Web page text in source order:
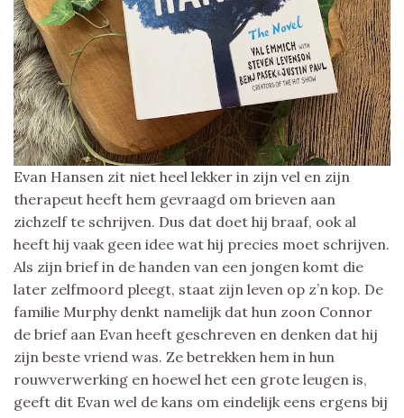
Evan Hansen zit niet heel lekker in zijn vel en zijn
therapeut heeft hem gevraagd om brieven aan
zichzelf te schrijven. Dus dat doet hij braaf, ook al
heeft hij vaak geen idee wat hij precies moet schrijven.
Als zijn brief in de handen van een jongen komt die
later zelfmoord pleegt, staat zijn leven op z’n kop. De
familie Murphy denkt namelijk dat hun zoon Connor
de brief aan Evan heeft geschreven en denken dat hij
zijn beste vriend was. Ze betrekken hem in hun
rouwverwerking en hoewel het een grote leugen is,
geeft dit Evan wel de kans om eindelijk eens ergens bij